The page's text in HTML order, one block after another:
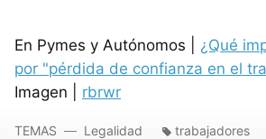
En Pymes y Autónomos | ¿Qué
por "pérdida de confianza en el
Imagen | rbrwr
TEMAS Legalidad trabajadores